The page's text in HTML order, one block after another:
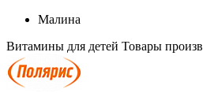
Малина
Витамины для детей Товары